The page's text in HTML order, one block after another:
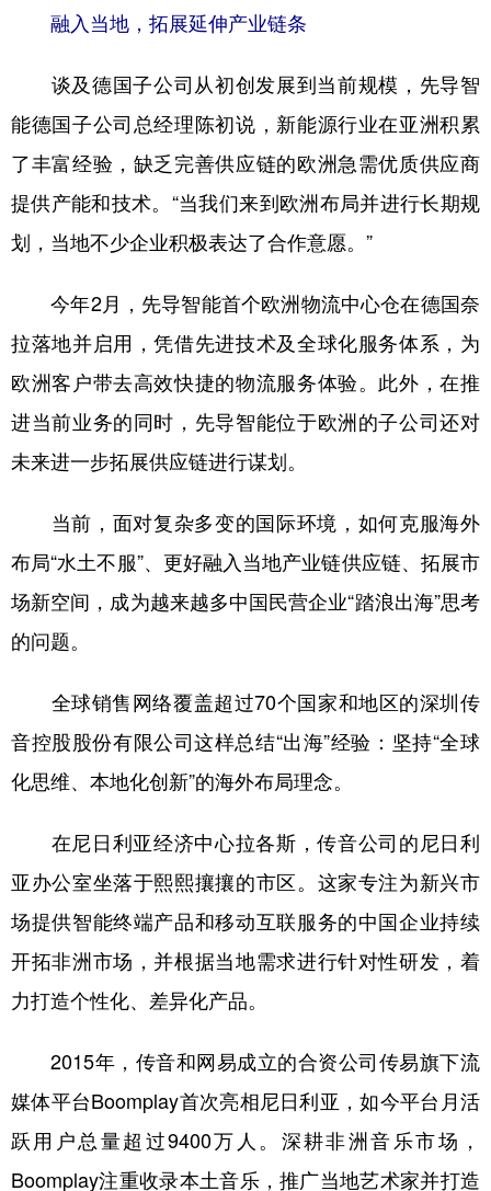
融入当地，拓展延伸产业链条
谈及德国子公司从初创发展到当前规模，先导智
能德国子公司总经理陈初说，新能源行业在亚洲积累
了丰富经验，缺乏完善供应链的欧洲急需优质供应商
提供产能和技术。“当我们来到欧洲布局并进行长期规
划，当地不少企业积极表达了合作意愿。”
今年2月，先导智能首个欧洲物流中心仓在德国奈
拉落地并启用，凭借先进技术及全球化服务体系，为
欧洲客户带去高效快捷的物流服务体验。此外，在推
进当前业务的同时，先导智能位于欧洲的子公司还对
未来进一步拓展供应链进行谋划。
当前，面对复杂多变的国际环境，如何克服海外
布局“水土不服”、更好融入当地产业链供应链、拓展市
场新空间，成为越来越多中国民营企业“踏浪出海”思考
的问题。
全球销售网络覆盖超过70个国家和地区的深圳传
音控股股份有限公司这样总结“出海”经验：坚持“全球
化思维、本地化创新”的海外布局理念。
在尼日利亚经济中心拉各斯，传音公司的尼日利
亚办公室坐落于熙熙攘攘的市区。这家专注为新兴市
场提供智能终端产品和移动互联服务的中国企业持续
开拓非洲市场，并根据当地需求进行针对性研发，着
力打造个性化、差异化产品。
2015年，传音和网易成立的合资公司传易旗下流
媒体平台Boomplay首次亮相尼日利亚，如今平台月活
跃用户总量超过9400万人。深耕非洲音乐市场，
Boomplay注重收录本土音乐，推广当地艺术家并打造